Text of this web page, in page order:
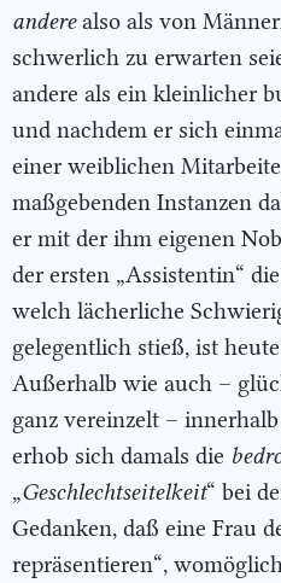
anderealso als von
schwerlich zu erwarten
andere als ein kleinlicher
und nachdem er sich
einer weiblichen
maßgebenden Instanzen
er mit der ihm eigenen
der ersten „Assistentin“
welch lächerliche
gelegentlich stieß, ist
Außerhalb wie auch –
ganz vereinzelt –
erhob sich damals die
„Geschlechtseitelkeit“ bei
Gedanken, daß eine Frau
repräsentieren“,